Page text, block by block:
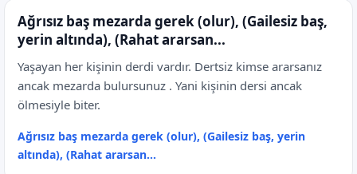
Ağrısız baş mezarda gerek (olur), (Gailesiz baş,
yerin altında), (Rahat ararsan...
Yaşayan her kişinin derdi vardır. Dertsiz kimse ararsanız
ancak mezarda bulursunuz . Yani kişinin dersi ancak
ölmesiyle biter.
Ağrısız baş mezarda gerek (olur), (Gailesiz baş, yerin
altında), (Rahat ararsan...